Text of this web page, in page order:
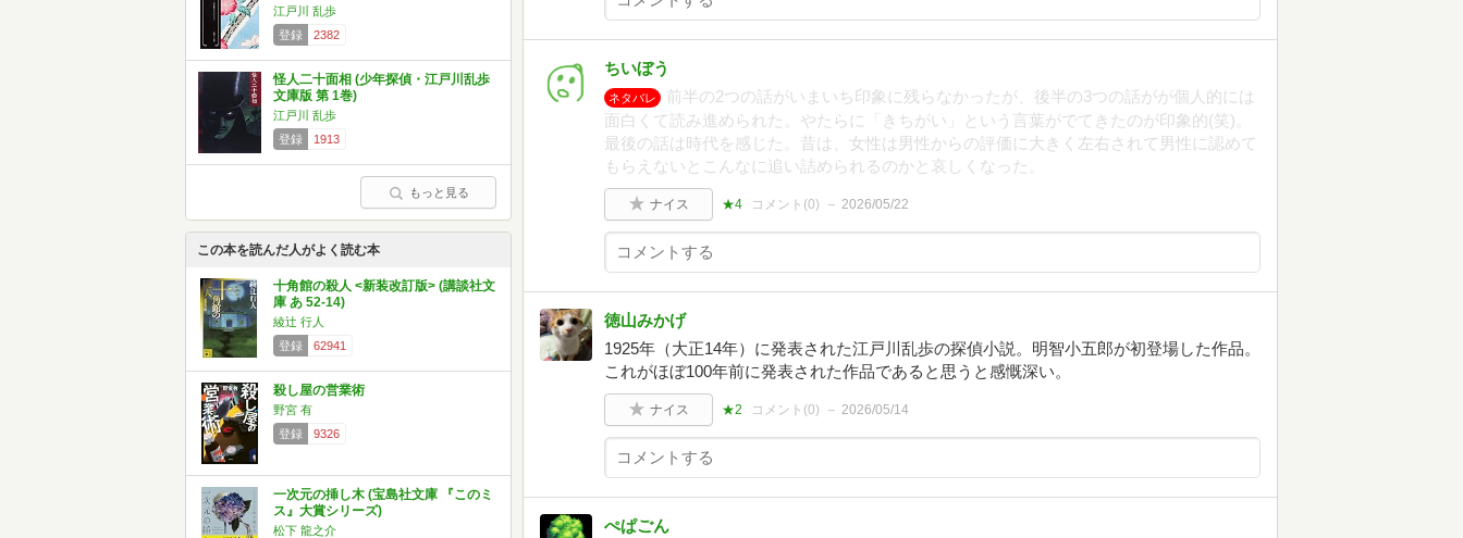
江戸川 乱歩
登録
2382
怪人二十面相 (少年探偵・江戸川乱歩
文庫版 第 1巻)
江戸川 乱歩
登録
1913
もっと見る
この本を読んだ人がよく読む本
十角館の殺人 <新装改訂版> (講談社文
庫 あ 52-14)
綾辻 行人
登録
62941
殺し屋の営業術
野宮 有
登録
9326
一次元の挿し木 (宝島社文庫 『このミ
ス』大賞シリーズ)
松下 龍之介
ちいぼう
ネタバレ
前半の2つの話がいまいち印象に残らなかったが、後半の3つの話がが個人的には
面白くて読み進められた。やたらに「きちがい」という言葉がでてきたのが印象的(笑)。
最後の話は時代を感じた。昔は、女性は男性からの評価に大きく左右されて男性に認めて
もらえないとこんなに追い詰められるのかと哀しくなった。
ナイス ★4 コメント(0) 2026/05/22
徳山みかげ
1925年（大正14年）に発表された江戸川乱歩の探偵小説。明智小五郎が初登場した作品。
これがほぼ100年前に発表された作品であると思うと感慨深い。
ナイス ★2 コメント(0) 2026/05/14
ぺぱごん